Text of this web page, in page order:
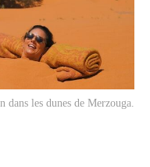
dans les dunes de Merzouga.